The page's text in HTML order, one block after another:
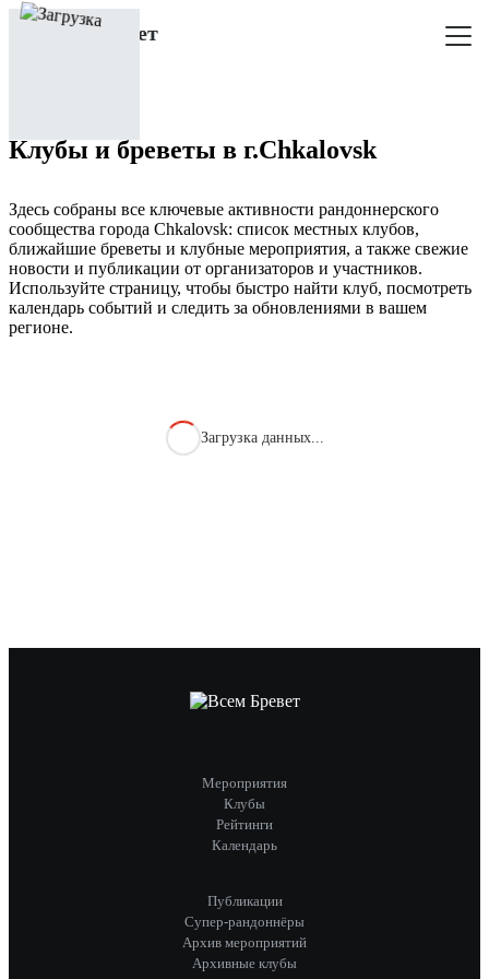
Клубы и бреветы в г.Chkalovsk
Здесь собраны все ключевые активности рандоннерского
сообщества города Chkalovsk: список местных клубов,
ближайшие бреветы и клубные мероприятия, а также свежие
новости и публикации от организаторов и участников.
Используйте страницу, чтобы быстро найти клуб, посмотреть
календарь событий и следить за обновлениями в вашем
регионе.
Загрузка данных...
Мероприятия
Клубы
Рейтинги
Календарь
Публикации
Супер-рандоннёры
Архив мероприятий
Архивные клубы